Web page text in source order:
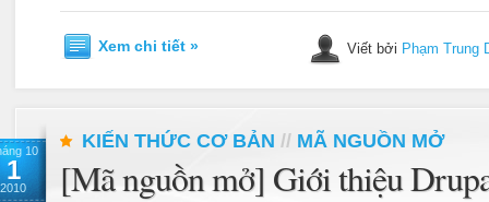
Xem chi tiết » Viết bởi Phạm Trung
10
1
2010
KIẾN THỨC CƠ BẢN // MÃ NGUỒN MỞ
[Mã nguồn mở] Giới thiệu